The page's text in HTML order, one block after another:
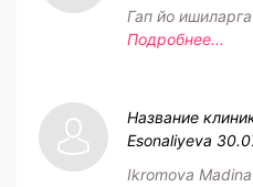
Гап йо
Подробнее...
Название
Esonaliyeva
Ikromova